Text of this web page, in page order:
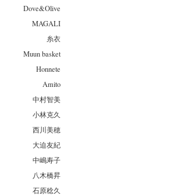
Dove&Olive
MAGALI
糸衣
Muun basket
Honnete
Amito
中村智美
小林克久
西川美穂
大迫友紀
中嶋寿子
八木橋昇
石原稔久